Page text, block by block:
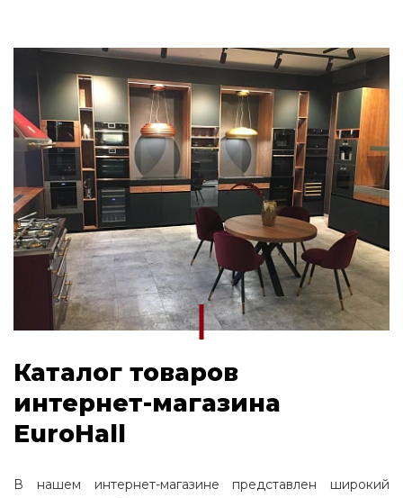
Каталог товаров
интернет-магазина
EuroHall
В нашем интернет-магазине представлен широкий